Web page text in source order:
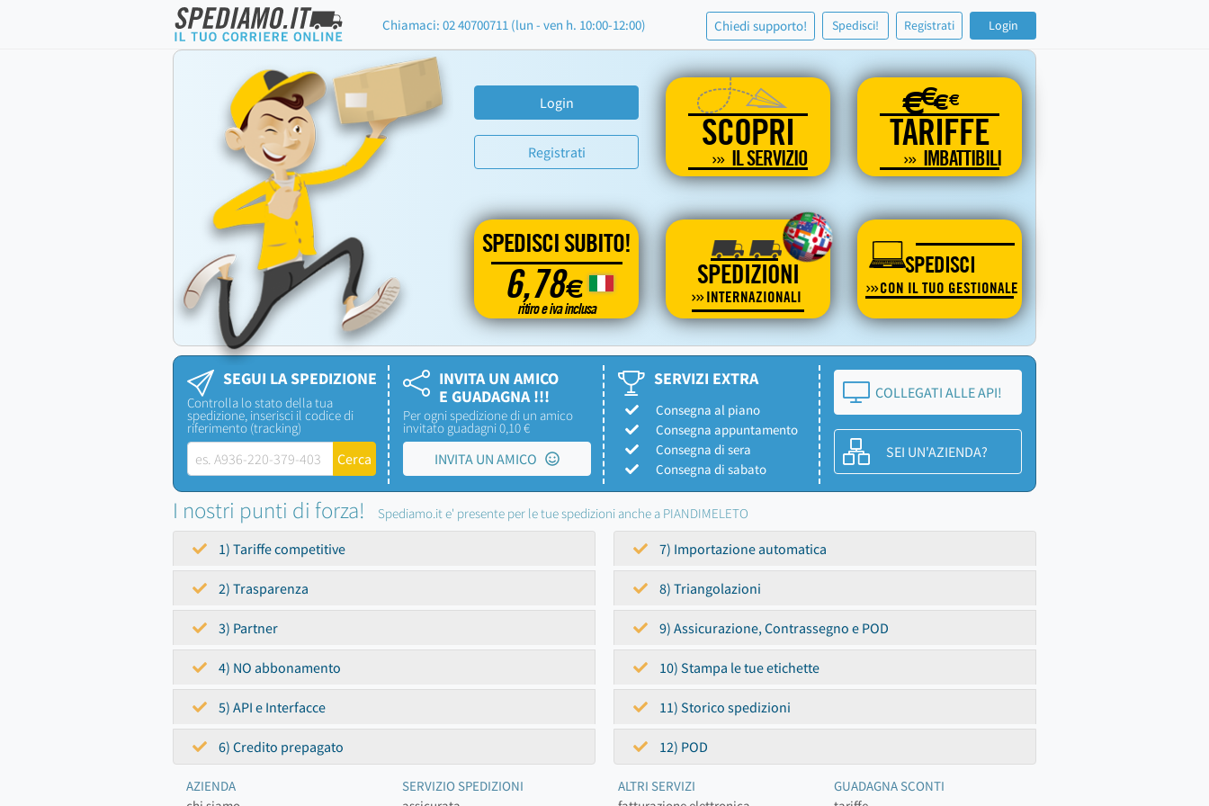
Chiamaci: 02 40700711 (lun - ven h. 10:00-12:00) Chiedi supporto! Spedisci! Registrati Login
Login
Registrati SCOPRI
IL SERVIZIO
€€€€
TARIFFE
IMBATTIBILI
SPEDISCI SUBITO!
6,78€
ritiro e iva inclusa
SPEDIZIONI
INTERNAZIONALI
SPEDISCI
CON IL TUO GESTIONALE
SEGUI LA SPEDIZIONE
Controlla lo stato della tua
spedizione, inserisci il codice di
riferimento (tracking)
INVITA UN AMICO
E GUADAGNA !!!
Per ogni spedizione di un amico
invitato guadagni 0,10 €
INVITA UN AMICO
SERVIZI EXTRA
Consegna al piano
Consegna appuntamento
Consegna di sera
Consegna di sabato
COLLEGATI ALLE API!
SEI UN'AZIENDA?
I nostri punti di forza! Spediamo.it e' presente per le tue spedizioni anche a PIANDIMELETO
1) Tariffe competitive
2) Trasparenza
3) Partner
4) NO abbonamento
5) API e Interfacce
6) Credito prepagato
7) Importazione automatica
8) Triangolazioni
9) Assicurazione, Contrassegno e POD
10) Stampa le tue etichette
11) Storico spedizioni
12) POD
AZIENDA
SERVIZIO SPEDIZIONI
ALTRI SERVIZI
GUADAGNA SCONTI